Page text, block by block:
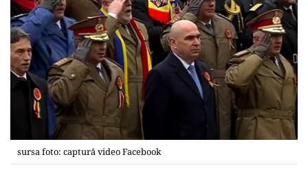
sursa foto: captură video Facebook